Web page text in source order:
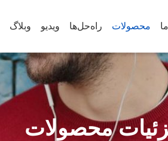
محصولات راه‌حل‌ها ویدیو وبلاگ
محصولات